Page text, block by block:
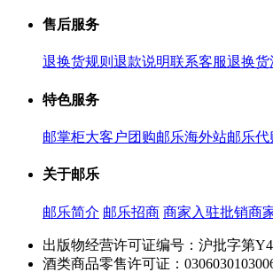
售后服务
退换货规则 退款说明联系客服退换货
特色服务
邮掌柜大客户团购邮乐海外站邮乐代
关于邮乐
邮乐简介 邮乐招商 商家入驻批销商
出版物经营许可证编号：沪批字第
酒类商品零售许可证：